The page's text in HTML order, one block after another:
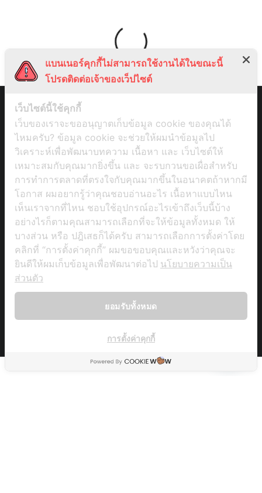
Copyright © tutustory.com
บทความ
Back To Top
แบนเนอร์คุกกี้ไม่สามารถใช้งานได้ในขณะนี้
โปรดติดต่อเจ้าของเว็ปไซต์
เว็บไซต์นี้ใช้คุกกี้
เว็บของเราจะขออนุญาตเก็บข้อมูล cookie ของคุณได้
ไหมครับ? ข้อมูล cookie จะช่วยให้ผมนำข้อมูลไป
วิเคราะห์เพื่อพัฒนาบทความ เนื้อหา และ เว็บไซต์ให้
เหมาะสมกับคุณมากยิ่งขึ้น และ จะรบกวนขอเผื่อสำหรับ
การทำการตลาดที่ตรงใจกับคุณมากขึ้นในอนาคตถ้าหากมี
โอกาส ผมอยากรู้ว่าคุณชอบอ่านอะไร เนื้อหาแบบไหน
เห็นเราจากที่ไหน ชอบใช้อุปกรณ์อะไรเข้าถึงเว็บนี้บ้าง
อย่างไรก็ตามคุณสามารถเลือกที่จะให้ข้อมูลทั้งหมด ให้
บางส่วน หรือ ปฎิเสธก็ได้ครับ สามารถเลือกการตั้งค่าโดย
คลิกที่ “การตั้งค่าคุกกี้” ผมขอขอบคุณและหวังว่าคุณจะ
ยินดีให้ผมเก็บข้อมูลเพื่อพัฒนาต่อไป นโยบายความเป็น
ส่วนตัว
ยอมรับทั้งหมด
การตั้งค่าคุกกี้